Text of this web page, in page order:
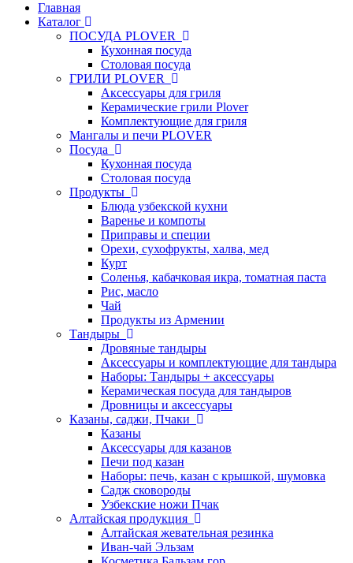
Главная
Каталог
ПОСУДА PLOVER
Кухонная посуда
Столовая посуда
ГРИЛИ PLOVER
Аксессуары для гриля
Керамические грили Plover
Комплектующие для гриля
Мангалы и печи PLOVER
Посуда
Кухонная посуда
Столовая посуда
Продукты
Блюда узбекской кухни
Варенье и компоты
Приправы и специи
Орехи, сухофрукты, халва, мед
Курт
Соленья, кабачковая икра, томатная паста
Рис, масло
Чай
Продукты из Армении
Тандыры
Дровяные тандыры
Аксессуары и комплектующие для тандыра
Наборы: Тандыры + аксессуары
Керамическая посуда для тандыров
Дровницы и аксессуары
Казаны, саджи, Пчаки
Казаны
Аксессуары для казанов
Печи под казан
Наборы: печь, казан с крышкой, шумовка
Садж сковороды
Узбекские ножи Пчак
Алтайская продукция
Алтайская жевательная резинка
Иван-чай Эльзам